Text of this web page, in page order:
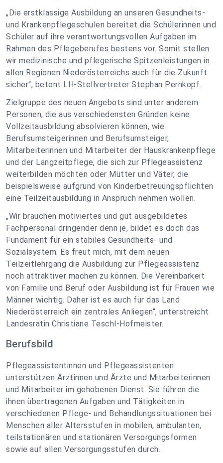
„Die erstklassige Ausbildung an unseren Gesundheits-
und Krankenpflegeschulen bereitet die Schülerinnen und
Schüler auf ihre verantwortungsvollen Aufgaben im
Rahmen des Pflegeberufes bestens vor. Somit stellen
wir medizinische und pflegerische Spitzenleistungen in
allen Regionen Niederösterreichs auch für die Zukunft
sicher“, betont LH-Stellvertreter Stephan Pernkopf.
Zielgruppe des neuen Angebots sind unter anderem
Personen, die aus verschiedensten Gründen keine
Vollzeitausbildung absolvieren können, wie
Berufsumsteigerinnen und Berufsumsteiger,
Mitarbeiterinnen und Mitarbeiter der Hauskrankenpflege
und der Langzeitpflege, die sich zur Pflegeassistenz
weiterbilden möchten oder Mütter und Väter, die
beispielsweise aufgrund von Kinderbetreuungspflichten
eine Teilzeitausbildung in Anspruch nehmen wollen.
„Wir brauchen motiviertes und gut ausgebildetes
Fachpersonal dringender denn je, bildet es doch das
Fundament für ein stabiles Gesundheits- und
Sozialsystem. Es freut mich, mit dem neuen
Teilzeitlehrgang die Ausbildung zur Pflegeassistenz
noch attraktiver machen zu können. Die Vereinbarkeit
von Familie und Beruf oder Ausbildung ist für Frauen wie
Männer wichtig. Daher ist es auch für das Land
Niederösterreich ein zentrales Anliegen“, unterstreicht
Landesrätin Christiane Teschl-Hofmeister.
Berufsbild
Pflegeassistentinnen und Pflegeassistenten
unterstützen Ärztinnen und Ärzte und Mitarbeiterinnen
und Mitarbeiter im gehobenen Dienst. Sie führen die
ihnen übertragenen Aufgaben und Tätigkeiten in
verschiedenen Pflege- und Behandlungssituationen bei
Menschen aller Altersstufen in mobilen, ambulanten,
teilstationären und stationären Versorgungsformen
sowie auf allen Versorgungsstufen durch.